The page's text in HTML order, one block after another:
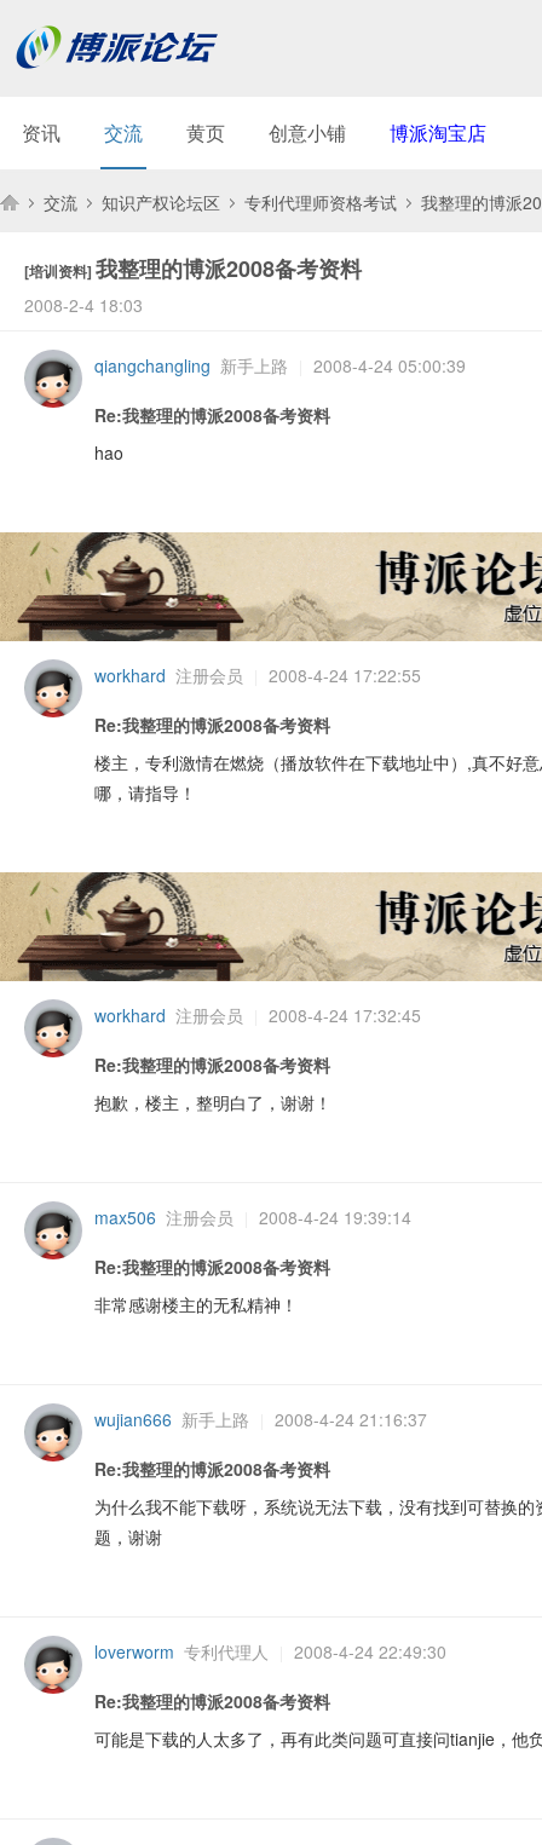
资讯 交流 黄页 创意小铺 博派淘宝店
派
交流 知识产权论坛区 专利代理师资格考试 我整理的博派
[培训资料] 我整理的博派2008备考资料
2008-2-4 18:03
qiangchangling 新手上路 2008-4-24 05:00:39
Re:我整理的博派2008备考资料
hao
workhard 注册会员 2008-4-24 17:22:55
Re:我整理的博派2008备考资料
楼主，专利激情在燃烧（播放软件在下载地址中）,真不好
哪，请指导！
workhard 注册会员 2008-4-24 17:32:45
Re:我整理的博派2008备考资料
抱歉，楼主，整明白了，谢谢！
max506 注册会员 2008-4-24 19:39:14
Re:我整理的博派2008备考资料
非常感谢楼主的无私精神！
wujian666 新手上路 2008-4-24 21:16:37
Re:我整理的博派2008备考资料
为什么我不能下载呀，系统说无法下载，没有找到可替换
题，谢谢
loverworm 专利代理人 2008-4-24 22:49:30
Re:我整理的博派2008备考资料
可能是下载的人太多了，再有此类问题可直接问tianjie，他